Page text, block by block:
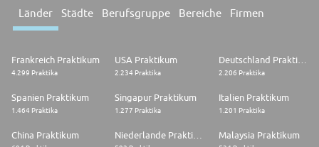
Länder Städte Berufsgruppe Bereiche Firmen
Frankreich Praktikum
4.299 Praktika
USA Praktikum
2.234 Praktika
Deutschland Praktikum
2.206 Praktika
Spanien Praktikum
1.464 Praktika
Singapur Praktikum
1.277 Praktika
Italien Praktikum
1.201 Praktika
China Praktikum Malaysia Praktikum